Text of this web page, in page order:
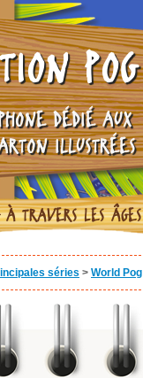
POG
DÉDIÉ AUX
ILLUSTRÉES
À TRAVERS LES ÂGES
séries > World